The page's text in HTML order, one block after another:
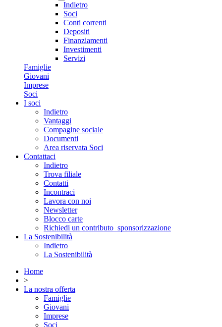
Indietro
Soci
Conti correnti
Depositi
Finanziamenti
Investimenti
Servizi
Famiglie
Giovani
Imprese
Soci
I soci
Indietro
Vantaggi
Compagine sociale
Documenti
Area riservata Soci
Contattaci
Indietro
Trova filiale
Contatti
Incontraci
Lavora con noi
Newsletter
Blocco carte
Richiedi un contributo_sponsorizzazione
La Sostenibilità
Indietro
La Sostenibilità
Home
>
La nostra offerta
Famiglie
Giovani
Imprese
Soci